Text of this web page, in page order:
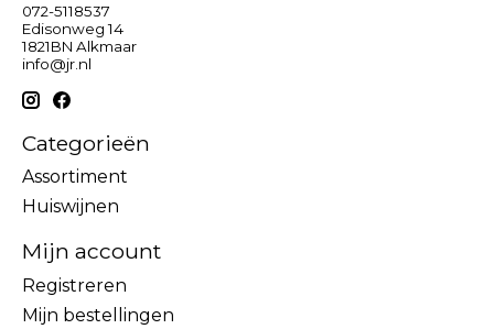
072-5118537
Edisonweg 14
1821BN Alkmaar
info@jr.nl
Categorieën
Assortiment
Huiswijnen
Mijn account
Registreren
Mijn bestellingen